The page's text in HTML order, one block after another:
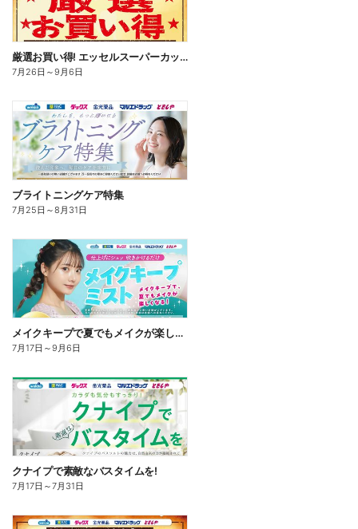
厳選お買い得! エッセルスーパーカップ
7月26日 ～9月6日
ブライトニングケア特集
7月25日 ～8月31日
メイクキープで夏でもメイクが楽しくなる!
7月17日 ～9月6日
クナイプで素敵なバスタイムを!
7月17日 ～7月31日